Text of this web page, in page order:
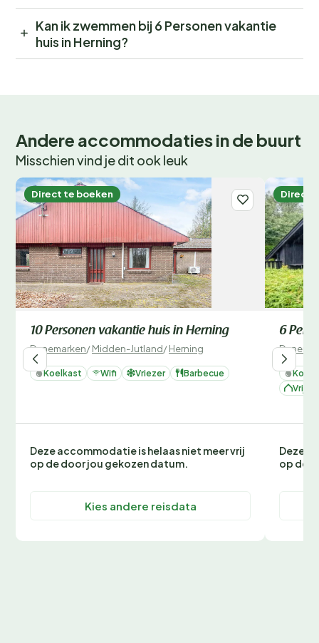
Kan ik zwemmen bij 6 Personen vakantie
huis in Herning?
Andere accommodaties in de buurt
Misschien vind je dit ook leuk
Direct te boeken
10 Personen vakantie huis in Herning
Denemarken/Midden-Jutland/Herning
Koelkast Wifi Vriezer Barbecue
Deze accommodatie is helaas niet meer vrij
op de door jou gekozen datum.
Kies andere reisdata
Direct
6
Deze
op de